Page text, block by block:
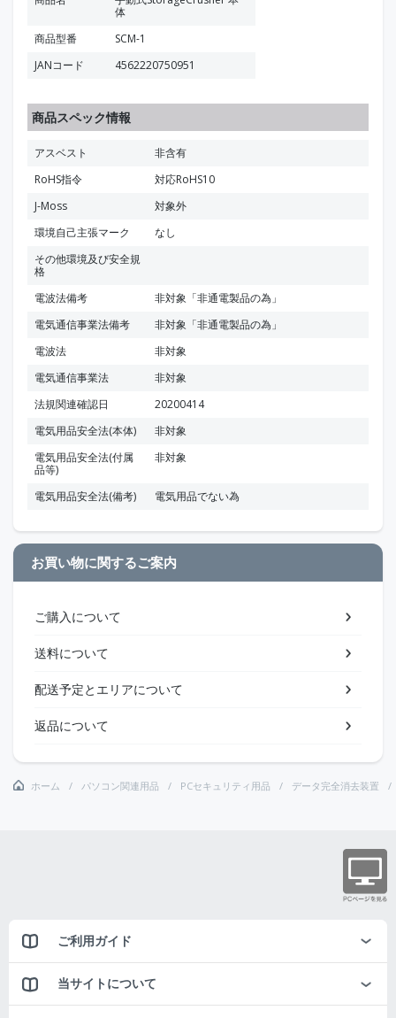
体
商品型番
SCM-1
JANコード
4562220750951
商品スペック情報
アスベスト
非含有
RoHS指令
対応RoHS10
J-Moss
対象外
環境自己主張マーク
なし
その他環境及び安全規
格
電波法備考
非対象「非通電製品の為」
電気通信事業法備考
非対象「非通電製品の為」
電波法
非対象
電気通信事業法
非対象
法規関連確認日
20200414
電気用品安全法(本体)
非対象
電気用品安全法(付属
品等)
非対象
電気用品安全法(備考) 電気用品でない為
お買い物に関するご案内
ご購入について
送料について
配送予定とエリアについて
返品について
ホーム パソコン関連用品 PCセキュリティ用品 データ完全消去装置
ご利用ガイド
当サイトについて